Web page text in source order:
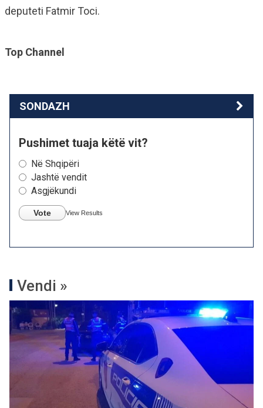
deputeti Fatmir Toci.
Top Channel
SONDAZH
Pushimet tuaja këtë vit?
Në Shqipëri
Jashtë vendit
Asgjëkundi
Vote View Results
Vendi »